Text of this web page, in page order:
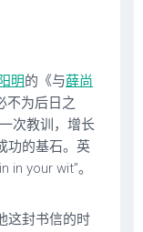
明的《与薛尚
不为后日之
次教训，增长
功的基石。英
your wit”。
这封书信的时